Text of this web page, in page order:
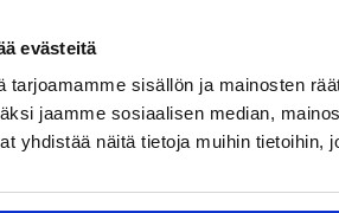
evästeitä
tarjoamamme sisällön ja mainosten
jaamme sosiaalisen median,
yhdistää näitä tietoja muihin tietoihin,